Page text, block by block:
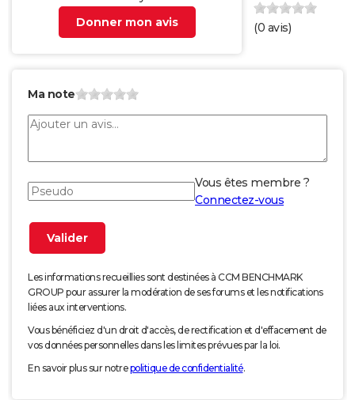
Donner mon avis
(0 avis)
Ma note
Vous êtes membre ?
Connectez-vous
Les informations recueillies sont destinées à CCM BENCHMARK
GROUP pour assurer la modération de ses forums et les notifications
liées aux interventions.
Vous bénéficiez d'un droit d'accès, de rectification et d'effacement de
vos données personnelles dans les limites prévues par la loi.
En savoir plus sur notrepolitique de confidentialité.